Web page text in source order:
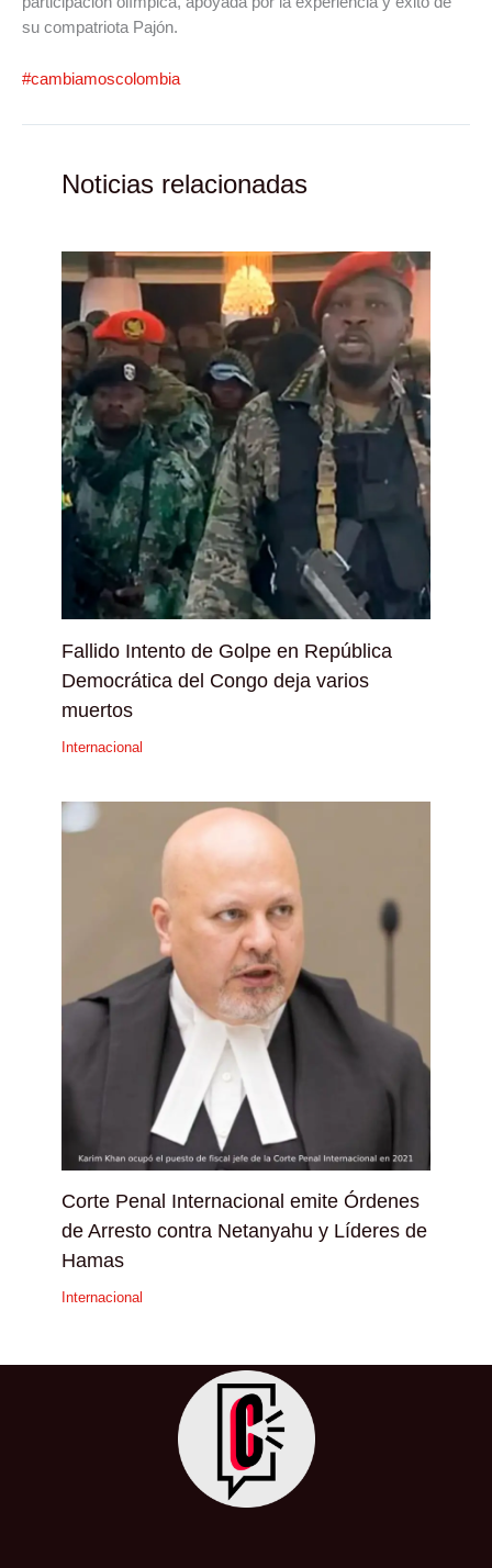
su compatriota Pajón.
#cambiamoscolombia
Noticias relacionadas
Fallido Intento de Golpe en República
Democrática del Congo deja varios
muertos
Internacional
Corte Penal Internacional emite Órdenes
de Arresto contra Netanyahu y Líderes de
Hamas
Internacional